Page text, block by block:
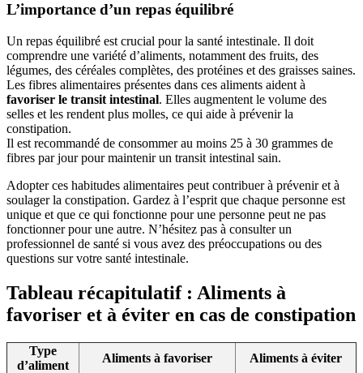
L’importance d’un repas équilibré
Un repas équilibré est crucial pour la santé intestinale. Il doit
comprendre une variété d’aliments, notamment des fruits, des
légumes, des céréales complètes, des protéines et des graisses saines.
Les fibres alimentaires présentes dans ces aliments aident à
favoriser le transit intestinal. Elles augmentent le volume des
selles et les rendent plus molles, ce qui aide à prévenir la
constipation.
Il est recommandé de consommer au moins 25 à 30 grammes de
fibres par jour pour maintenir un transit intestinal sain.
Adopter ces habitudes alimentaires peut contribuer à prévenir et à
soulager la constipation. Gardez à l’esprit que chaque personne est
unique et que ce qui fonctionne pour une personne peut ne pas
fonctionner pour une autre. N’hésitez pas à consulter un
professionnel de santé si vous avez des préoccupations ou des
questions sur votre santé intestinale.
Tableau récapitulatif : Aliments à
favoriser et à éviter en cas de constipation
Type
d’aliment
Aliments à favoriser Aliments à éviter